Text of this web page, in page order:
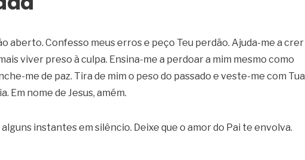
aberto. Confesso meus erros e peço Teu perdão. Ajuda-me a crer
viver preso à culpa. Ensina-me a perdoar a mim mesmo como
me de paz. Tira de mim o peso do passado e veste-me com Tua
Em nome de Jesus, amém.
instantes em silêncio. Deixe que o amor do Pai te envolva.